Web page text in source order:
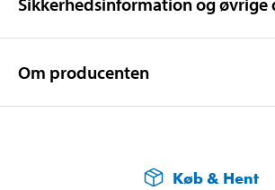
Om producenten
Køb & Hent